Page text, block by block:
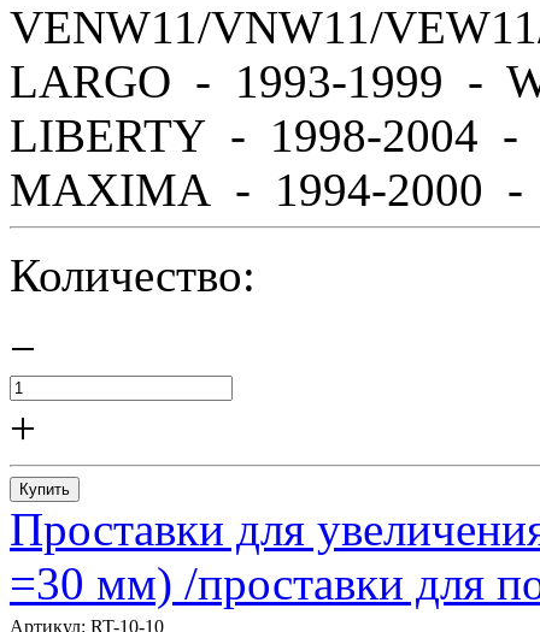
VENW11/VNW11/
LARGO - 1993-1999 -
LIBERTY - 1998-2004
MAXIMA - 1994-2000 -
Количество:
−
+
Купить
Проставки для
=30 мм) /проставки для
Артикул: RT-10-10